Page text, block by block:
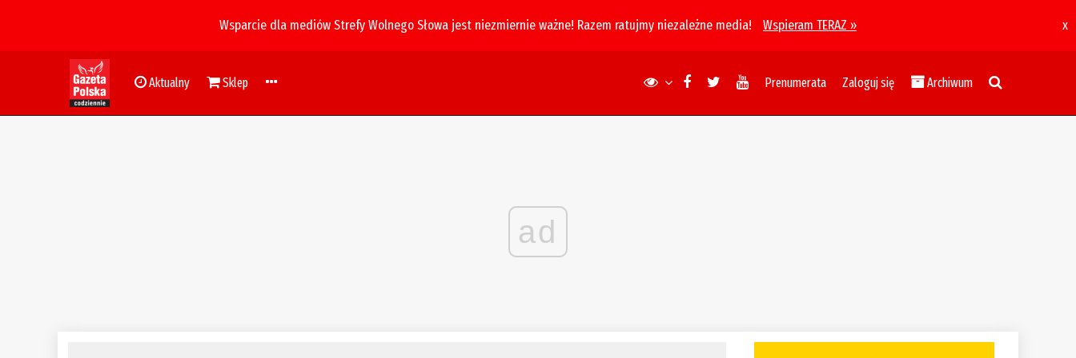
Wsparcie dla mediów Strefy Wolnego Słowa jest niezmiernie ważne! Razem ratujmy niezależne media! Wspieram TERAZ » x
Aktualny Sklep Prenumerata Zaloguj się Archiwum
ad